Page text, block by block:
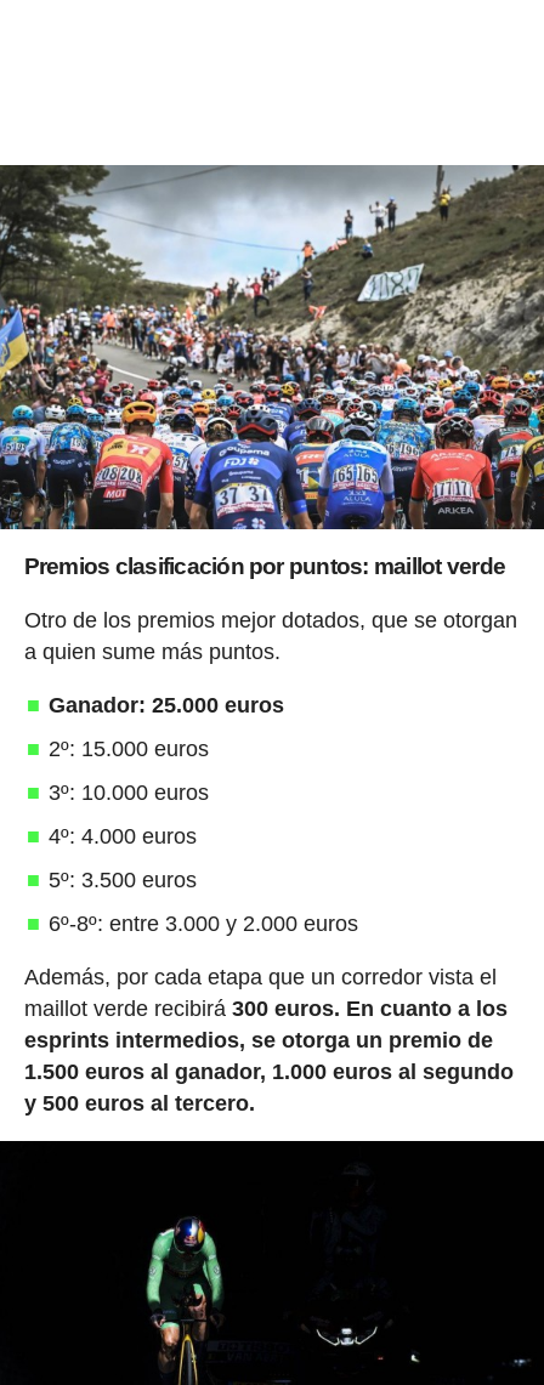
Premios clasificación por puntos: maillot verde
Otro de los premios mejor dotados, que se otorgan
a quien sume más puntos.
Ganador: 25.000 euros
2º: 15.000 euros
3º: 10.000 euros
4º: 4.000 euros
5º: 3.500 euros
6º-8º: entre 3.000 y 2.000 euros
Además, por cada etapa que un corredor vista el
maillot verde recibirá 300 euros. En cuanto a los
esprints intermedios, se otorga un premio de
1.500 euros al ganador, 1.000 euros al segundo
y 500 euros al tercero.